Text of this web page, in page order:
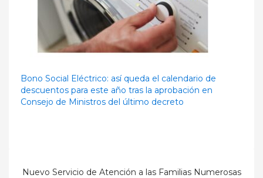
Bono Social Eléctrico: así queda el calendario de
descuentos para este año tras la aprobación en
Consejo de Ministros del último decreto
Nuevo Servicio de Atención a las Familias Numerosas